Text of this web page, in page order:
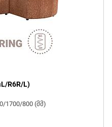
R6R/L)
1700/800 (მმ)